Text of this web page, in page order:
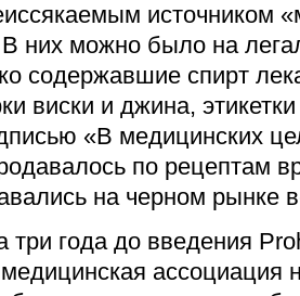
источником
В них можно было на
содержавшие спирт
виски и джина,
«В медицинских
по рецептам
на черном рынке
три года до введения
ассоциация